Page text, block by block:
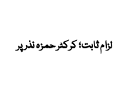
ثابت؛ کرکٹر حمزہ نذر پر